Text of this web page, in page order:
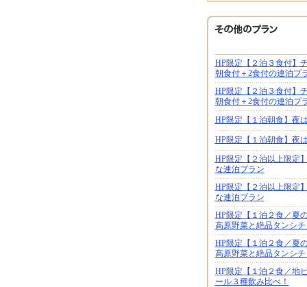
HP限定【２泊３食付】
朝食付＋2食付の連泊プ
HP限定【２泊３食付】
朝食付＋2食付の連泊プ
HP限定【１泊朝食】夜
HP限定【１泊朝食】夜
HP限定【２泊以上限定
な連泊プラン
HP限定【２泊以上限定
な連泊プラン
HP限定【１泊２食／夏
高原野菜と絶品タンシチ
HP限定【１泊２食／夏
高原野菜と絶品タンシチ
HP限定【１泊２食／地
ール３種飲み比べ！